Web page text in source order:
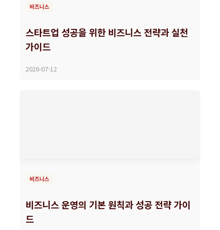
비즈니스
스타트업 성공을 위한 비즈니스 전략과 실천
가이드
2026-07-12
비즈니스
비즈니스 운영의 기본 원칙과 성공 전략 가이
드